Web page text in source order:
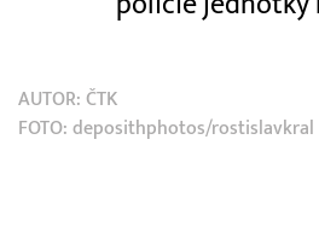
AUTOR: ČTK
FOTO: deposithphotos/rostislavkral